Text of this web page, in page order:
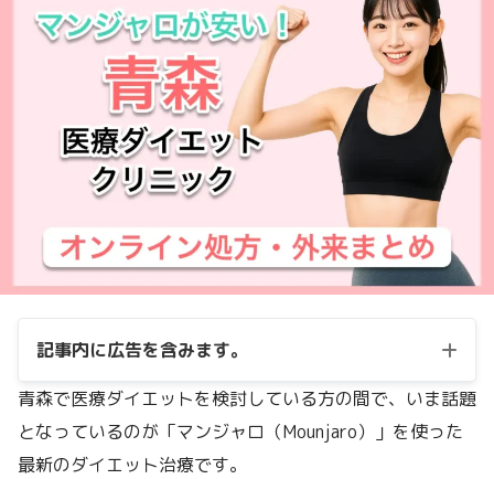
記事内に広告を含みます。
青森で医療ダイエットを検討している方の間で、いま話題
となっているのが「マンジャロ（Mounjaro）」を使った
最新のダイエット治療です。